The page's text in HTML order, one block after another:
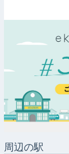
周辺の駅